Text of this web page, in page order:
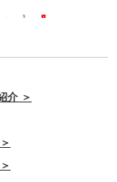
介 ＞